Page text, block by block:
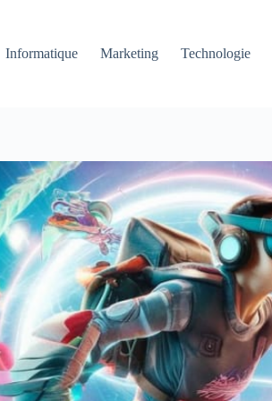
Informatique
Marketing Technologie